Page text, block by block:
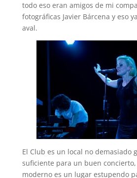
todo eso eran amigos de mi
fotográficas Javier Bárcena y eso
aval.
El Club es un local no demasiado
suficiente para un buen
moderno es un lugar estupendo